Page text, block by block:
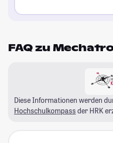
FAQ zu
Diese Informationen werden
Hochschulkompass der HRK